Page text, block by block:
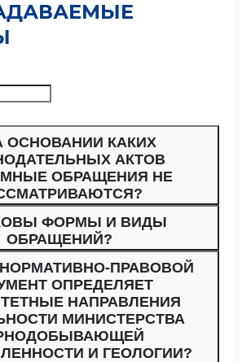
ОСНОВАНИИ КАКИХ
АКТОВ
ОБРАЩЕНИЯ НЕ
ФОРМЫ И ВИДЫ
ОБРАЩЕНИЙ?
ПРАВОВОЙ
ОПРЕДЕЛЯЕТ
НАПРАВЛЕНИЯ
МИНИСТЕРСТВА
И ГЕОЛОГИИ?